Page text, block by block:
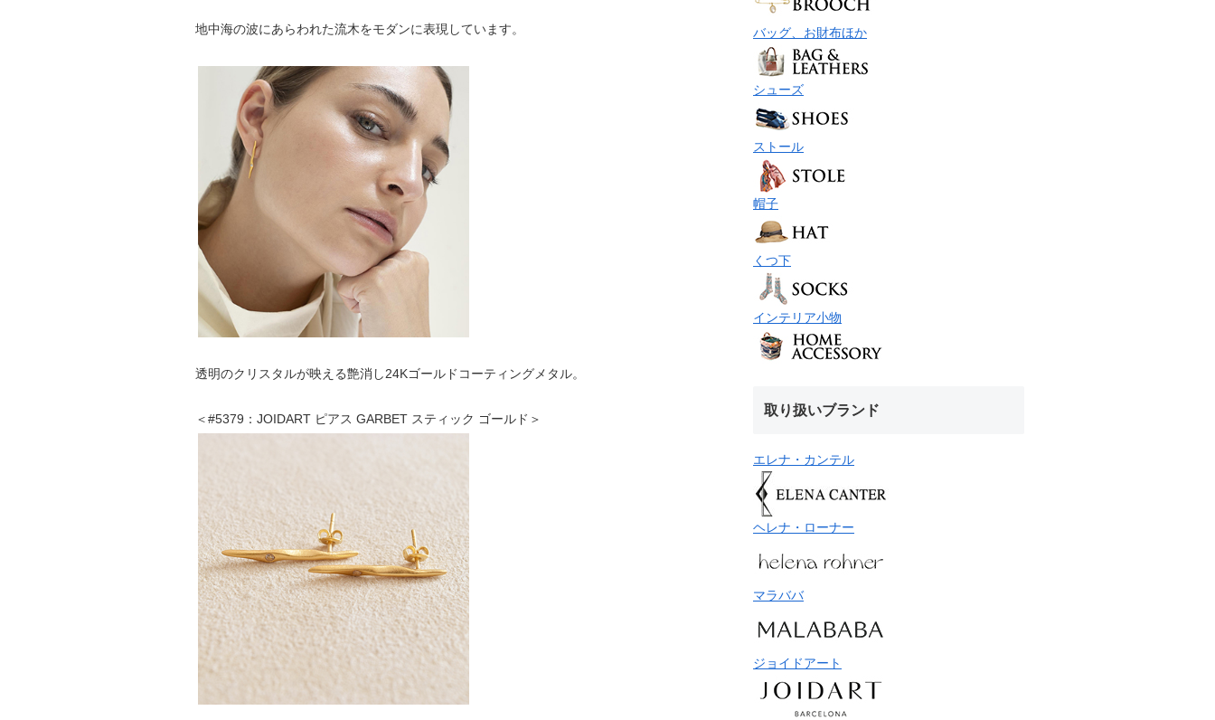
地中海の波にあらわれた流木をモダンに表現しています。
透明のクリスタルが映える艶消し24Kゴールドコーティングメタル。
＜#5379：JOIDART ピアス GARBET スティック ゴールド＞
バッグ、お財布ほか
シューズ
ストール
帽子
くつ下
インテリア小物
取り扱いブランド
エレナ・カンテル
ヘレナ・ローナー
マラババ
ジョイドアート